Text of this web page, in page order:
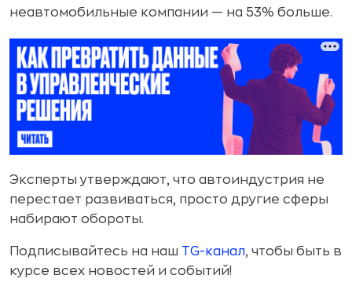
неавтомобильные компании — на 53% больше.
Эксперты утверждают, что автоиндустрия не
перестает развиваться, просто другие сферы
набирают обороты.
Подписывайтесь на наш TG-канал, чтобы быть в
курсе всех новостей и событий!